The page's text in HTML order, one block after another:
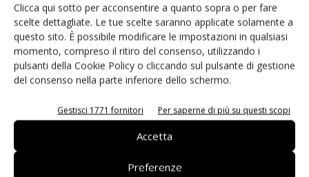
Clicca qui sotto per acconsentire a quanto sopra o per fare
scelte dettagliate. Le tue scelte saranno applicate solamente a
questo sito. È possibile modificare le impostazioni in qualsiasi
momento, compreso il ritiro del consenso, utilizzando i
pulsanti della Cookie Policy o cliccando sul pulsante di gestione
del consenso nella parte inferiore dello schermo.
Gestisci 1771 fornitori Per saperne di più su questi scopi
Accetta
Preferenze
stiamo entrando progressivamente, da due-tre anni, nelle
insegne italiane. Sulla gdo c’è sempre un po’ la difficoltà a
conciliare il prodotto di filiera con ilprezzo. È importare
incrociare le esigenze: noi dobbiamo produrre di più e loro
valorizzare la produzione locale.
Fate lotta integrata ma l’Ue ci chiede di
aumentare la superficie bio.
La produzione bio incide per il 3-4% del nostro fatturato,